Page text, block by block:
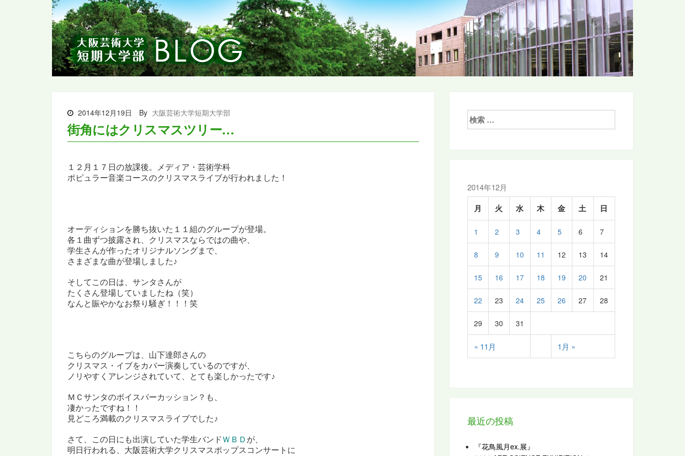
2014年12月19日 By 大阪芸術大学短期大学部
街角にはクリスマスツリー…
１２月１７日の放課後。メディア・芸術学科
ポピュラー音楽コースのクリスマスライブが行われました！
オーディションを勝ち抜いた１１組のグループが登場。
各１曲ずつ披露され、クリスマスならではの曲や、
学生さんが作ったオリジナルソングまで、
さまざまな曲が登場しました♪
そしてこの日は、サンタさんが
たくさん登場していましたね（笑）
なんと賑やかなお祭り騒ぎ！！！笑
こちらのグループは、山下達郎さんの
クリスマス・イブをカバー演奏しているのですが、
ノリやすくアレンジされていて、とても楽しかったです♪
ＭＣサンタのボイスパーカッション？も、
凄かったですね！！
見どころ満載のクリスマスライブでした♪
さて、この日にも出演していた学生バンドＷＢＤ が、
明日行われる、大阪芸術大学クリスマスポップスコンサートに
検
索:
2014年12月
月 火 水 木 金 土 日
« 11月 1月 »
1 2 3 4 5 6 7
8 9 10 11 12 13 14
15 16 17 18 19 20 21
22 23 24 25 26 27 28
29 30 31
最近の投稿
『花鳥風月ex.展』